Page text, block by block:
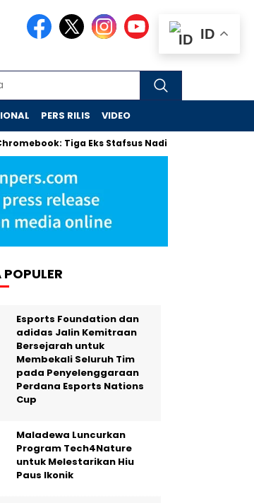
PERS RILIS VIDEO
Tiga Eks Stafsus Nadiem Diselidiki Jaksa, Rp9,9
POPULER
Esports Foundation dan
adidas Jalin Kemitraan
Bersejarah untuk
Membekali Seluruh Tim
pada Penyelenggaraan
Perdana Esports Nations
Cup
Maladewa Luncurkan
Program Tech4Nature
untuk Melestarikan Hiu
Paus Ikonik
ID